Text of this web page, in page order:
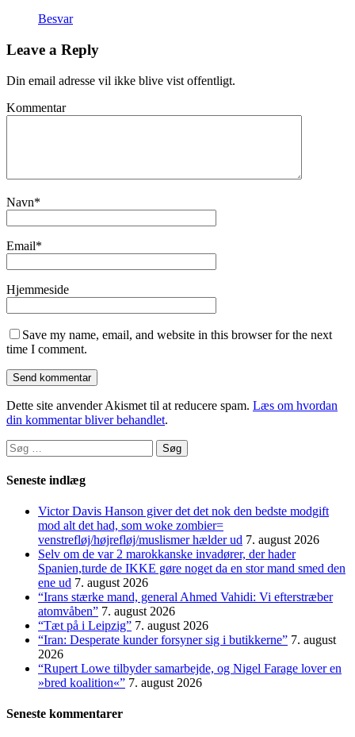
Besvar
Leave a Reply
Din email adresse vil ikke blive vist offentligt.
Kommentar
Navn*
Email*
Hjemmeside
Save my name, email, and website in this browser for the next
time I comment.
Dette site anvender Akismet til at reducere spam. Læs om hvordan
din kommentar bliver behandlet.
Søg
efter:
Seneste indlæg
Victor Davis Hanson giver det det nok den bedste modgift
mod alt det had, som woke zombier=
venstrefløj/højrefløj/muslismer hælder ud 7. august 2026
Selv om de var 2 marokkanske invadører, der hader
Spanien,turde de IKKE gøre noget da en stor mand smed den
ene ud 7. august 2026
“Irans stærke mand, general Ahmed Vahidi: Vi efterstræber
atomvåben” 7. august 2026
“Tæt på i Leipzig” 7. august 2026
“Iran: Desperate kunder forsyner sig i butikkerne” 7. august
2026
“Rupert Lowe tilbyder samarbejde, og Nigel Farage lover en
»bred koalition«” 7. august 2026
Seneste kommentarer